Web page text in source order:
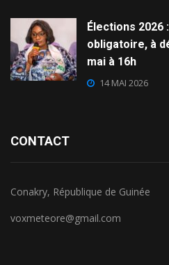
Élections 2026
obligatoire, à
mai à 16h
14 MAI 2026
CONTACT
Conakry, République de Guinée
voxmeteore@gmail.com